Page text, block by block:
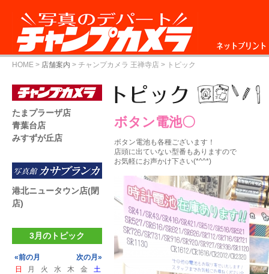
ネットプリント
HOME > 店舗案内 > チャンプカメラ 王禅寺店 > トピック
ボタン電池〇
ボタン電池も各種ございます！
店頭に出ていない型番もありますので
お気軽にお声かけ下さい(*^^*)
たまプラーザ店
青葉台店
みすずが丘店
港北ニュータウン店(閉
店)
3月のトピック
«前の月
次の月»
日
月 火 水 木 金
土